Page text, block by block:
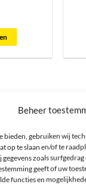
Beheer
bieden, gebruiken wij
op te slaan en/of te
zoals
geeft of uw
functies en